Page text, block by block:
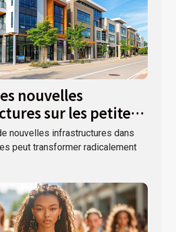
nouvelles
sur les petites
nouvelles infrastructures dans
peut transformer radicalement